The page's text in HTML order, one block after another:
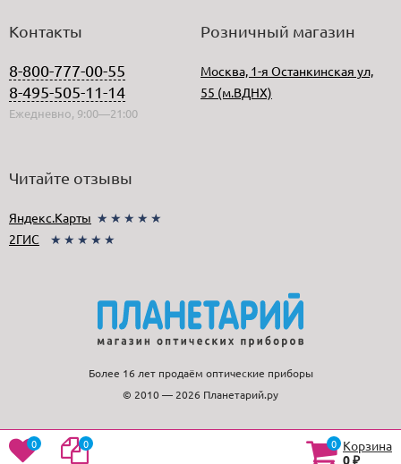
Контакты
8-800-777-00-55
8-495-505-11-14
Ежедневно, 9:00—21:00
Розничный магазин
Москва, 1-я Останкинская ул,
55 (м.ВДНХ)
Читайте отзывы
Яндекс.Карты ★★★★★
2ГИС
★★★★★
Более 16 лет продаём оптические приборы
© 2010 — 2026 Планетарий.ру
0 0 0 Корзина
0₽